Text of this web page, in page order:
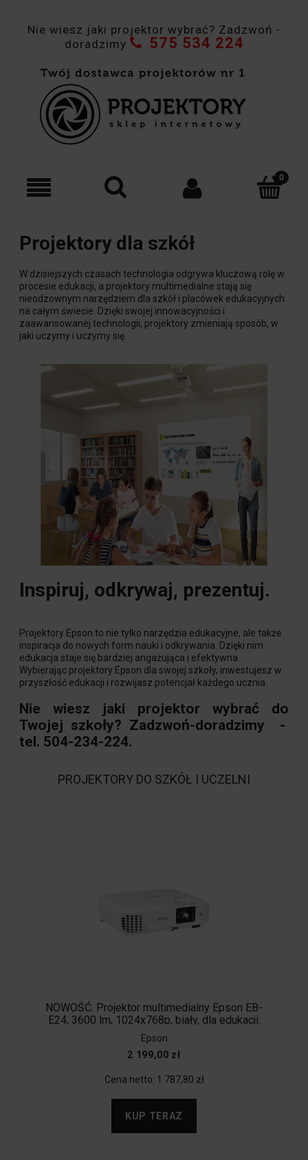
Nie wiesz jaki projektor wybrać? Zadzwoń -
doradzimy
575 534 224
Projektory dla szkół
W dzisiejszych czasach technologia odgrywa kluczową rolę w
procesie edukacji, a projektory multimedialne stają się
nieodzownym narzędziem dla szkół i placówek edukacyjnych
na całym świecie. Dzięki swojej innowacyjności i
zaawansowanej technologii, projektory zmieniają sposób, w
jaki uczymy i uczymy się.
Inspiruj, odkrywaj, prezentuj.
Projektory Epson to nie tylko narzędzia edukacyjne, ale także
inspiracja do nowych form nauki i odkrywania. Dzięki nim
edukacja staje się bardziej angażująca i efektywna.
Wybierając projektory Epson dla swojej szkoły, inwestujesz w
przyszłość edukacji i rozwijasz potencjał każdego ucznia.
Nie wiesz jaki projektor wybrać do
Twojej szkoły? Zadzwoń-doradzimy -
tel. 504-234-224.
PROJEKTORY DO SZKÓŁ I UCZELNI
NOWOŚĆ. Projektor multimedialny Epson EB-
E24, 3600 lm, 1024x768p, biały, dla edukacji.
Epson
2 199,00 zł
Cena netto: 1 787,80 zł
KUP TERAZ